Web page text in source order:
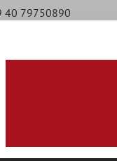
40 79750890